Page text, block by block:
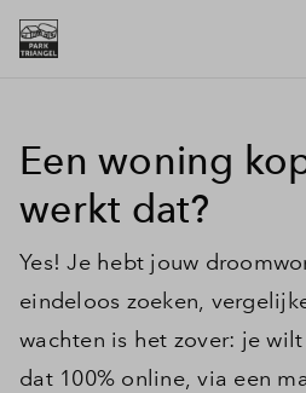
Een woning
werkt dat?
Yes! Je hebt jouw
eindeloos zoeken,
wachten is het zover: je
dat 100% online, via een